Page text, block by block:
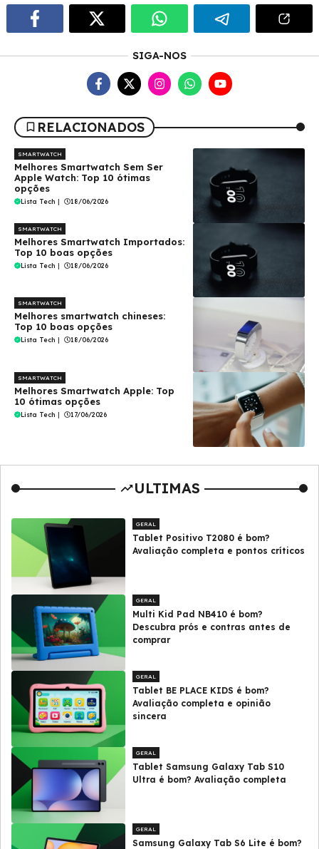
SIGA-NOS
RELACIONADOS
SMARTWATCH
Melhores Smartwatch Sem Ser
Apple Watch: Top 10 ótimas
opções
Lista Tech | 18/06/2026
SMARTWATCH
Melhores Smartwatch Importados:
Top 10 boas opções
Lista Tech | 18/06/2026
SMARTWATCH
Melhores smartwatch chineses:
Top 10 boas opções
Lista Tech | 18/06/2026
SMARTWATCH
Melhores Smartwatch Apple: Top
10 ótimas opções
Lista Tech | 17/06/2026
ULTIMAS
GERAL
Tablet Positivo T2080 é bom?
Avaliação completa e pontos críticos
GERAL
Multi Kid Pad NB410 é bom?
Descubra prós e contras antes de
comprar
GERAL
Tablet BE PLACE KIDS é bom?
Avaliação completa e opinião
sincera
GERAL
Tablet Samsung Galaxy Tab S10
Ultra é bom? Avaliação completa
GERAL
Samsung Galaxy Tab S6 Lite é bom?